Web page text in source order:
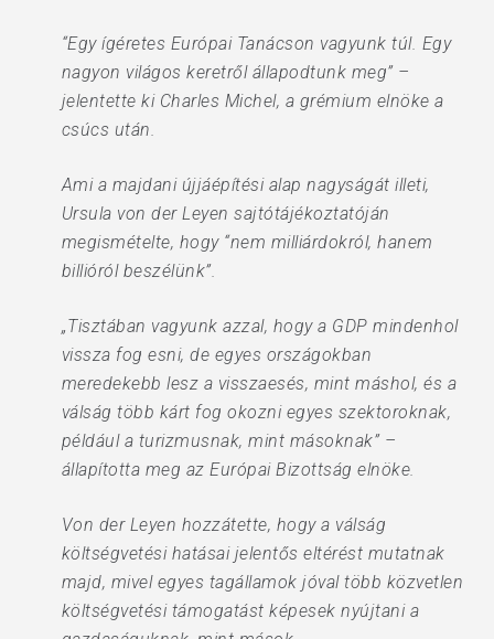
“Egy ígéretes Európai Tanácson vagyunk túl. Egy
nagyon világos keretről állapodtunk meg” –
jelentette ki Charles Michel, a grémium elnöke a
csúcs után.
Ami a majdani újjáépítési alap nagyságát illeti,
Ursula von der Leyen sajtótájékoztatóján
megismételte, hogy “nem milliárdokról, hanem
billióról beszélünk”.
„Tisztában vagyunk azzal, hogy a GDP mindenhol
vissza fog esni, de egyes országokban
meredekebb lesz a visszaesés, mint máshol, és a
válság több kárt fog okozni egyes szektoroknak,
például a turizmusnak, mint másoknak” –
állapította meg az Európai Bizottság elnöke.
Von der Leyen hozzátette, hogy a válság
költségvetési hatásai jelentős eltérést mutatnak
majd, mivel egyes tagállamok jóval több közvetlen
költségvetési támogatást képesek nyújtani a